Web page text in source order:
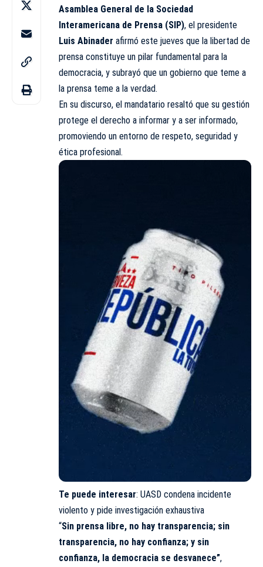
Asamblea General de la Sociedad
Interamericana de Prensa (SIP), el presidente
Luis Abinader afirmó este jueves que la libertad de
prensa constituye un pilar fundamental para la
democracia, y subrayó que un gobierno que teme a
la prensa teme a la verdad.
En su discurso, el mandatario resaltó que su gestión
protege el derecho a informar y a ser informado,
promoviendo un entorno de respeto, seguridad y
ética profesional.
Te puede interesar: UASD condena incidente
violento y pide investigación exhaustiva
“Sin prensa libre, no hay transparencia; sin
transparencia, no hay confianza; y sin
confianza, la democracia se desvanece”,